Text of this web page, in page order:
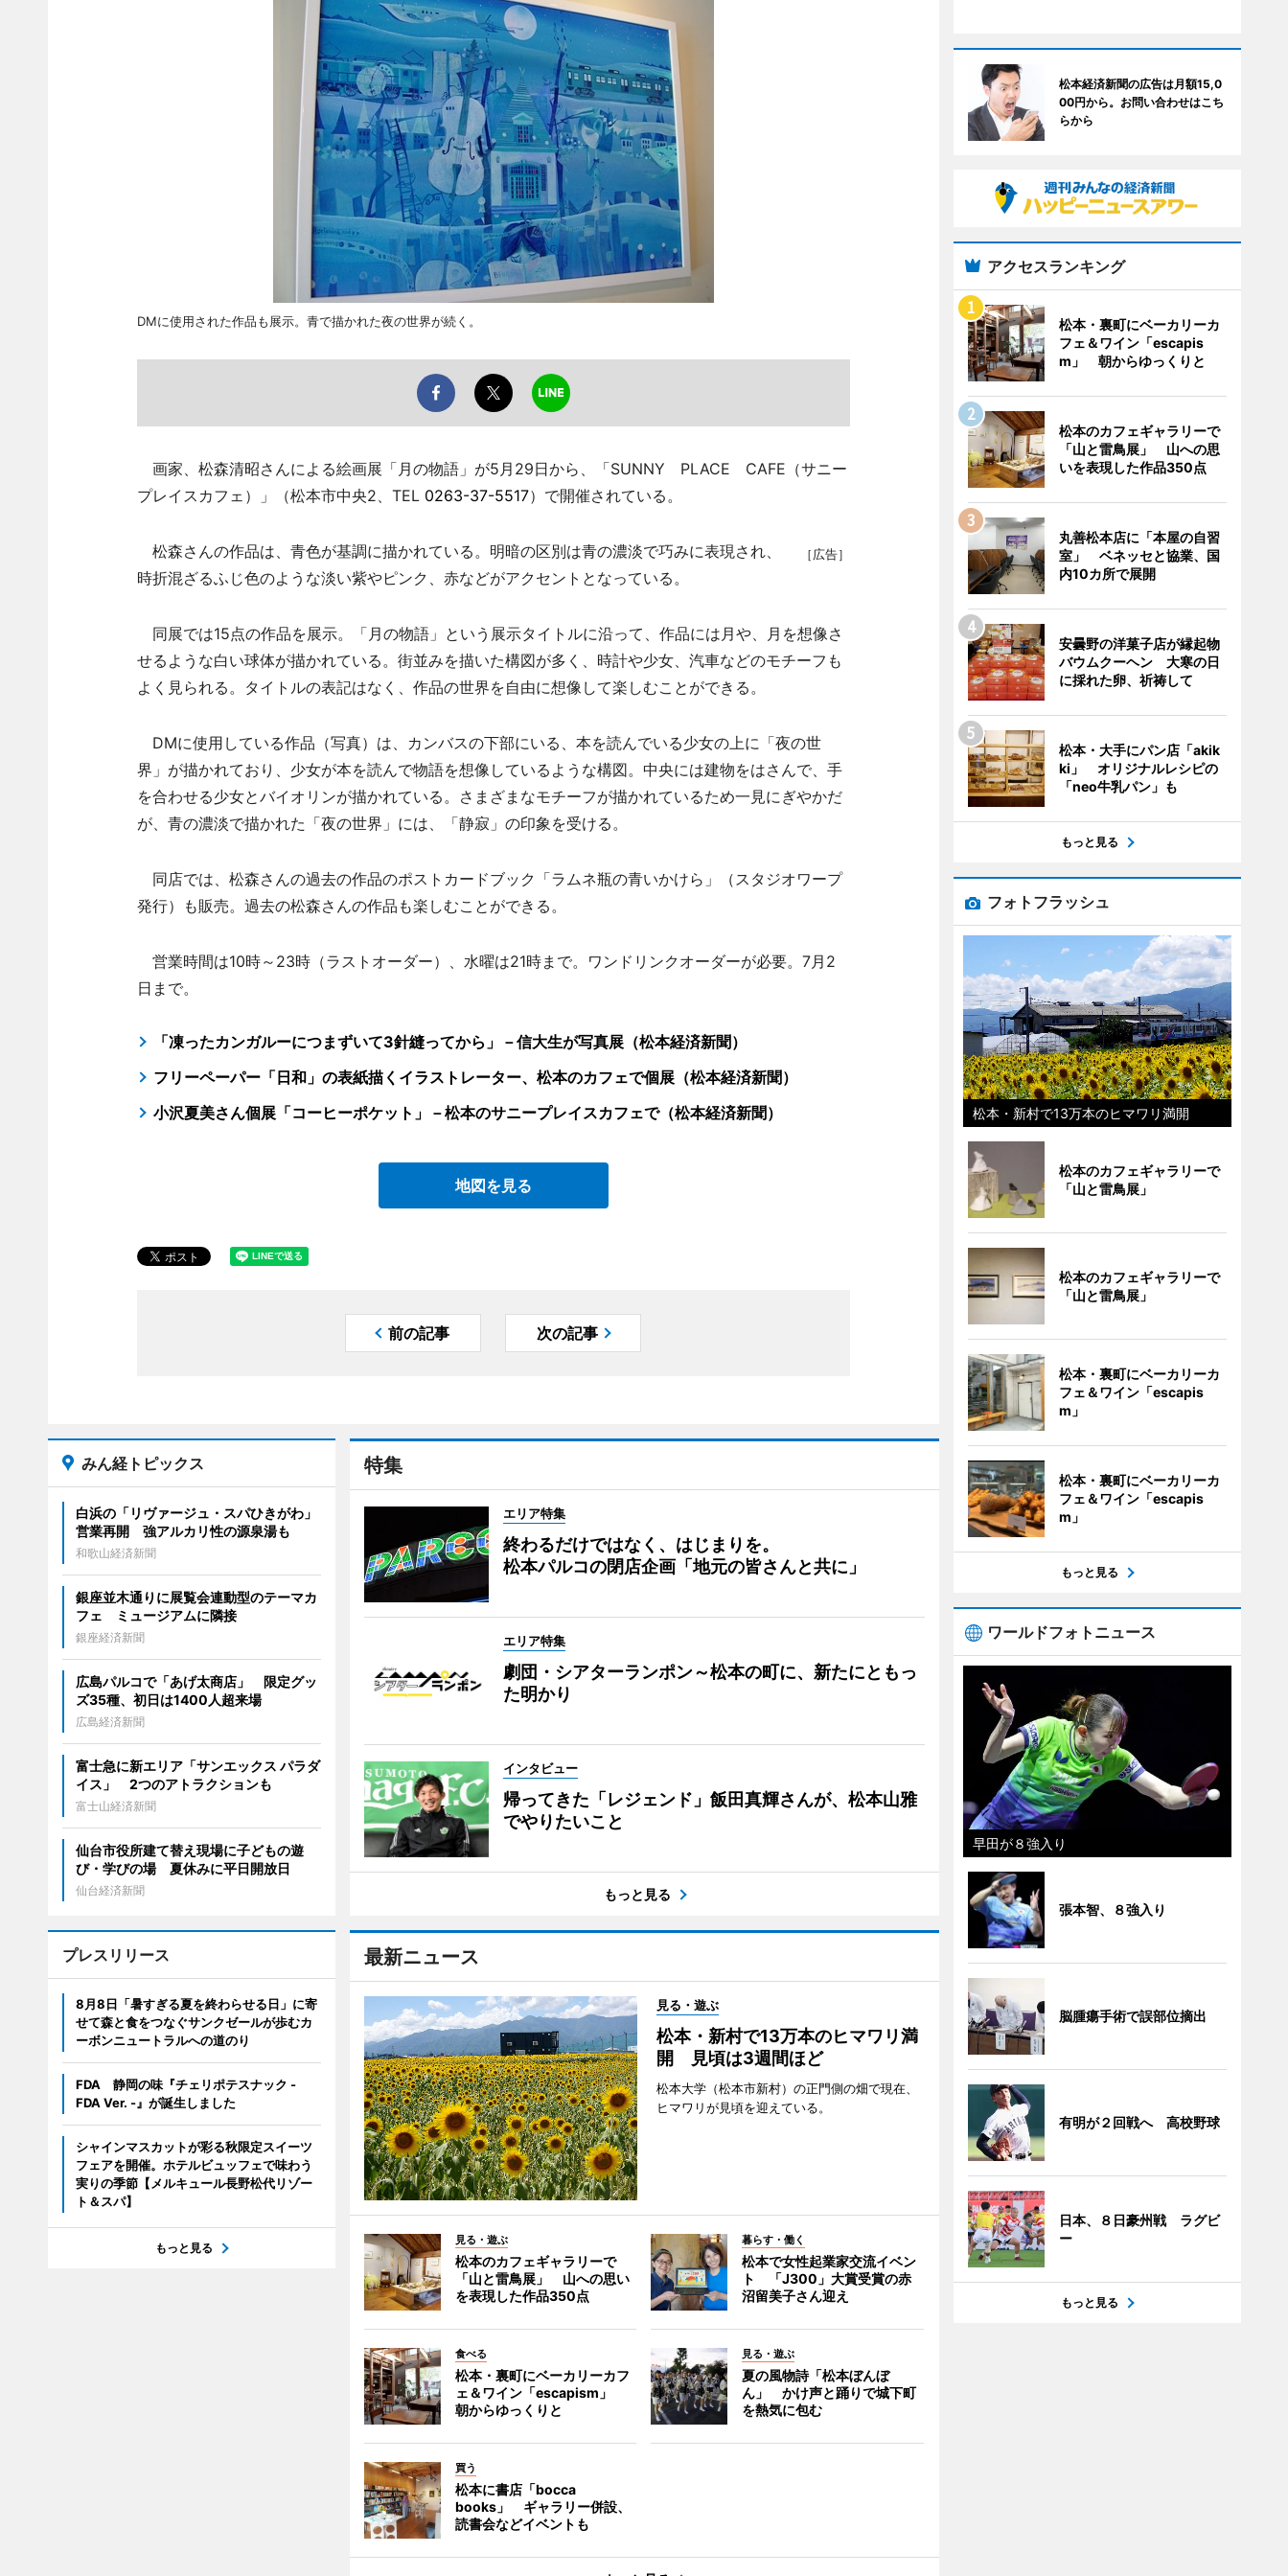
DMに使用された作品も展示。青で描かれた夜の世界が続く。
画家、松森清昭さんによる絵画展「月の物語」が5月29日から、「SUNNY PLACE CAFE（サニー
プレイスカフェ）」（松本市中央2、TEL 0263-37-5517）で開催されている。
［広告］
松森さんの作品は、青色が基調に描かれている。明暗の区別は青の濃淡で巧みに表現され、
時折混ざるふじ色のような淡い紫やピンク、赤などがアクセントとなっている。
同展では15点の作品を展示。「月の物語」という展示タイトルに沿って、作品には月や、月を想像さ
せるような白い球体が描かれている。街並みを描いた構図が多く、時計や少女、汽車などのモチーフも
よく見られる。タイトルの表記はなく、作品の世界を自由に想像して楽しむことができる。
DMに使用している作品（写真）は、カンバスの下部にいる、本を読んでいる少女の上に「夜の世
界」が描かれており、少女が本を読んで物語を想像しているような構図。中央には建物をはさんで、手
を合わせる少女とバイオリンが描かれている。さまざまなモチーフが描かれているため一見にぎやかだ
が、青の濃淡で描かれた「夜の世界」には、「静寂」の印象を受ける。
同店では、松森さんの過去の作品のポストカードブック「ラムネ瓶の青いかけら」（スタジオワープ
発行）も販売。過去の松森さんの作品も楽しむことができる。
営業時間は10時～23時（ラストオーダー）、水曜は21時まで。ワンドリンクオーダーが必要。7月2
日まで。
「凍ったカンガルーにつまずいて3針縫ってから」－信大生が写真展（松本経済新聞）
フリーペーパー「日和」の表紙描くイラストレーター、松本のカフェで個展（松本経済新聞）
小沢夏美さん個展「コーヒーポケット」－松本のサニープレイスカフェで（松本経済新聞）
地図を見る
前の記事 次の記事
特集
エリア特集
終わるだけではなく、はじまりを。
松本パルコの閉店企画「地元の皆さんと共に」
エリア特集
劇団・シアターランポン～松本の町に、新たにともっ
た明かり
インタビュー
帰ってきた「レジェンド」飯田真輝さんが、松本山雅
でやりたいこと
もっと見る
最新ニュース
見る・遊ぶ
松本・新村で13万本のヒマワリ満
開 見頃は3週間ほど
松本大学（松本市新村）の正門側の畑で現在、
ヒマワリが見頃を迎えている。
見る・遊ぶ
松本のカフェギャラリーで
「山と雷鳥展」 山への思い
を表現した作品350点
暮らす・働く
松本で女性起業家交流イベン
ト 「J300」大賞受賞の赤
沼留美子さん迎え
食べる
松本・裏町にベーカリーカフ
ェ＆ワイン「escapism」
朝からゆっくりと
見る・遊ぶ
夏の風物詩「松本ぼんぼ
ん」 かけ声と踊りで城下町
を熱気に包む
買う
松本に書店「bocca
books」 ギャラリー併設、
読書会などイベントも
みん経トピックス
白浜の「リヴァージュ・スパひきがわ」
営業再開 強アルカリ性の源泉湯も
和歌山経済新聞
銀座並木通りに展覧会連動型のテーマカ
フェ ミュージアムに隣接
銀座経済新聞
広島パルコで「あげ太商店」 限定グッ
ズ35種、初日は1400人超来場
広島経済新聞
富士急に新エリア「サンエックス パラダ
イス」 2つのアトラクションも
富士山経済新聞
仙台市役所建て替え現場に子どもの遊
び・学びの場 夏休みに平日開放日
仙台経済新聞
プレスリリース
8月8日「暑すぎる夏を終わらせる日」に寄
せて森と食をつなぐサンクゼールが歩むカ
ーボンニュートラルへの道のり
FDA 静岡の味『チェリポテスナック -
FDA Ver. -』が誕生しました
シャインマスカットが彩る秋限定スイーツ
フェアを開催。ホテルビュッフェで味わう
実りの季節【メルキュール長野松代リゾー
ト＆スパ】
もっと見る
松本経済新聞の広告は月額15,0
00円から。お問い合わせはこち
らから
アクセスランキング
松本・裏町にベーカリーカ
フェ＆ワイン「escapis
m」 朝からゆっくりと
松本のカフェギャラリーで
「山と雷鳥展」 山への思
いを表現した作品350点
丸善松本店に「本屋の自習
室」 ベネッセと協業、国
内10カ所で展開
安曇野の洋菓子店が縁起物
バウムクーヘン 大寒の日
に採れた卵、祈祷して
松本・大手にパン店「akik
ki」 オリジナルレシピの
「neo牛乳パン」も
もっと見る
フォトフラッシュ
松本・新村で13万本のヒマワリ満開
松本のカフェギャラリーで
「山と雷鳥展」
松本のカフェギャラリーで
「山と雷鳥展」
松本・裏町にベーカリーカ
フェ＆ワイン「escapis
m」
松本・裏町にベーカリーカ
フェ＆ワイン「escapis
m」
もっと見る
ワールドフォトニュース
早田が８強入り
張本智、８強入り
脳腫瘍手術で誤部位摘出
有明が２回戦へ 高校野球
日本、８日豪州戦 ラグビ
ー
もっと見る